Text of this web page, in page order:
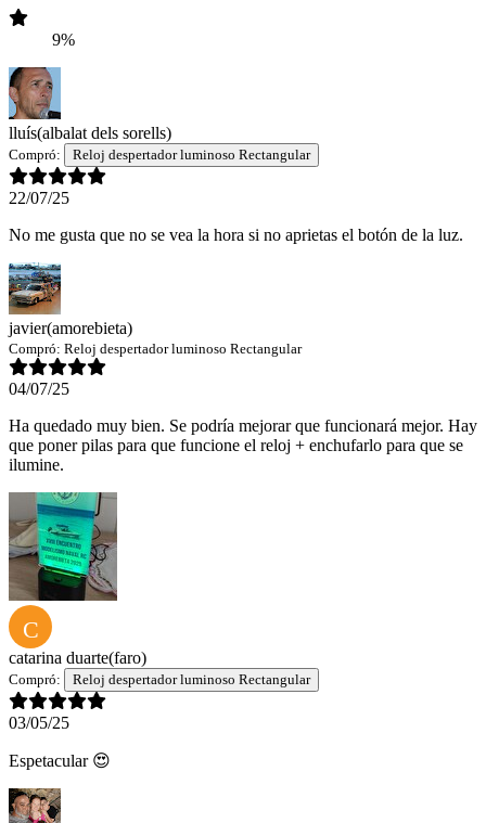
9%
lluís(albalat dels sorells)
Compró: Reloj despertador luminoso Rectangular
22/07/25
No me gusta que no se vea la hora si no aprietas el botón de la luz.
javier(amorebieta)
Compró: Reloj despertador luminoso Rectangular
04/07/25
Ha quedado muy bien. Se podría mejorar que funcionará mejor. Hay
que poner pilas para que funcione el reloj + enchufarlo para que se
ilumine.
C
catarina duarte(faro)
Compró: Reloj despertador luminoso Rectangular
03/05/25
Espetacular 😍